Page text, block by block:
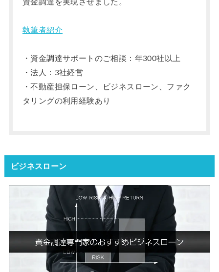
資金調達を実現させました。
執筆者紹介
・資金調達サポートのご相談：年300社以上
・法人：3社経営
・不動産担保ローン、ビジネスローン、ファク
タリングの利用経験あり
ビジネスローン